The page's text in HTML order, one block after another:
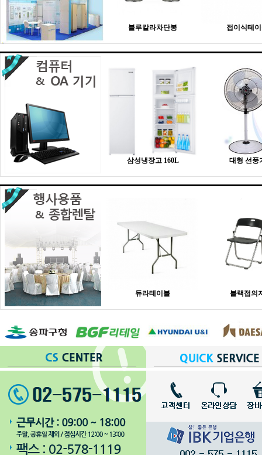
블루칼라차단봉 접이식테
삼성냉장고 160L 대형 선풍
듀라테이블 블랙접의